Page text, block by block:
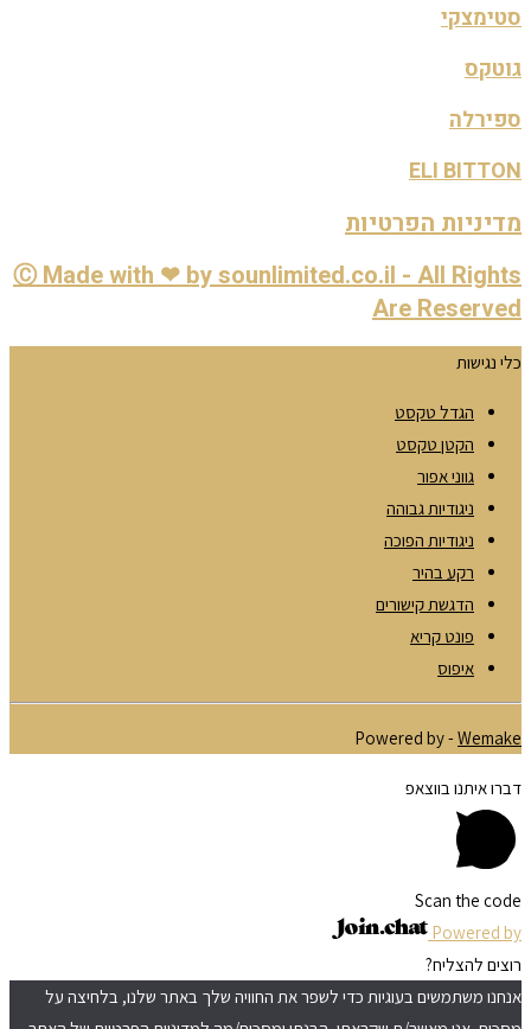
סטימצקי
גוטקס
ספירלה
ELI BITTON
מדיניות הפרטיות
Ⓒ Made with ❤ by sounlimited.co.il - All Rights
Are Reserved
כלי נגישות
הגדל טקסט
הקטן טקסט
גווני אפור
ניגודיות גבוהה
ניגודיות הפוכה
רקע בהיר
הדגשת קישורים
פונט קריא
איפוס
Powered by - Wemake
דברו איתנו בווצאפ
Scan the code
Powered by
רוצים להצליח?
אנחנו משתמשים בעוגיות כדי לשפר את החוויה שלך באתר שלנו, בלחיצה על